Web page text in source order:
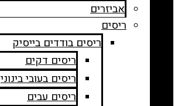
אביזרים
ריסים
ריסים בודדים בייסיק
ריסים דקים
ריסים בעובי בינוני
ריסים עבים